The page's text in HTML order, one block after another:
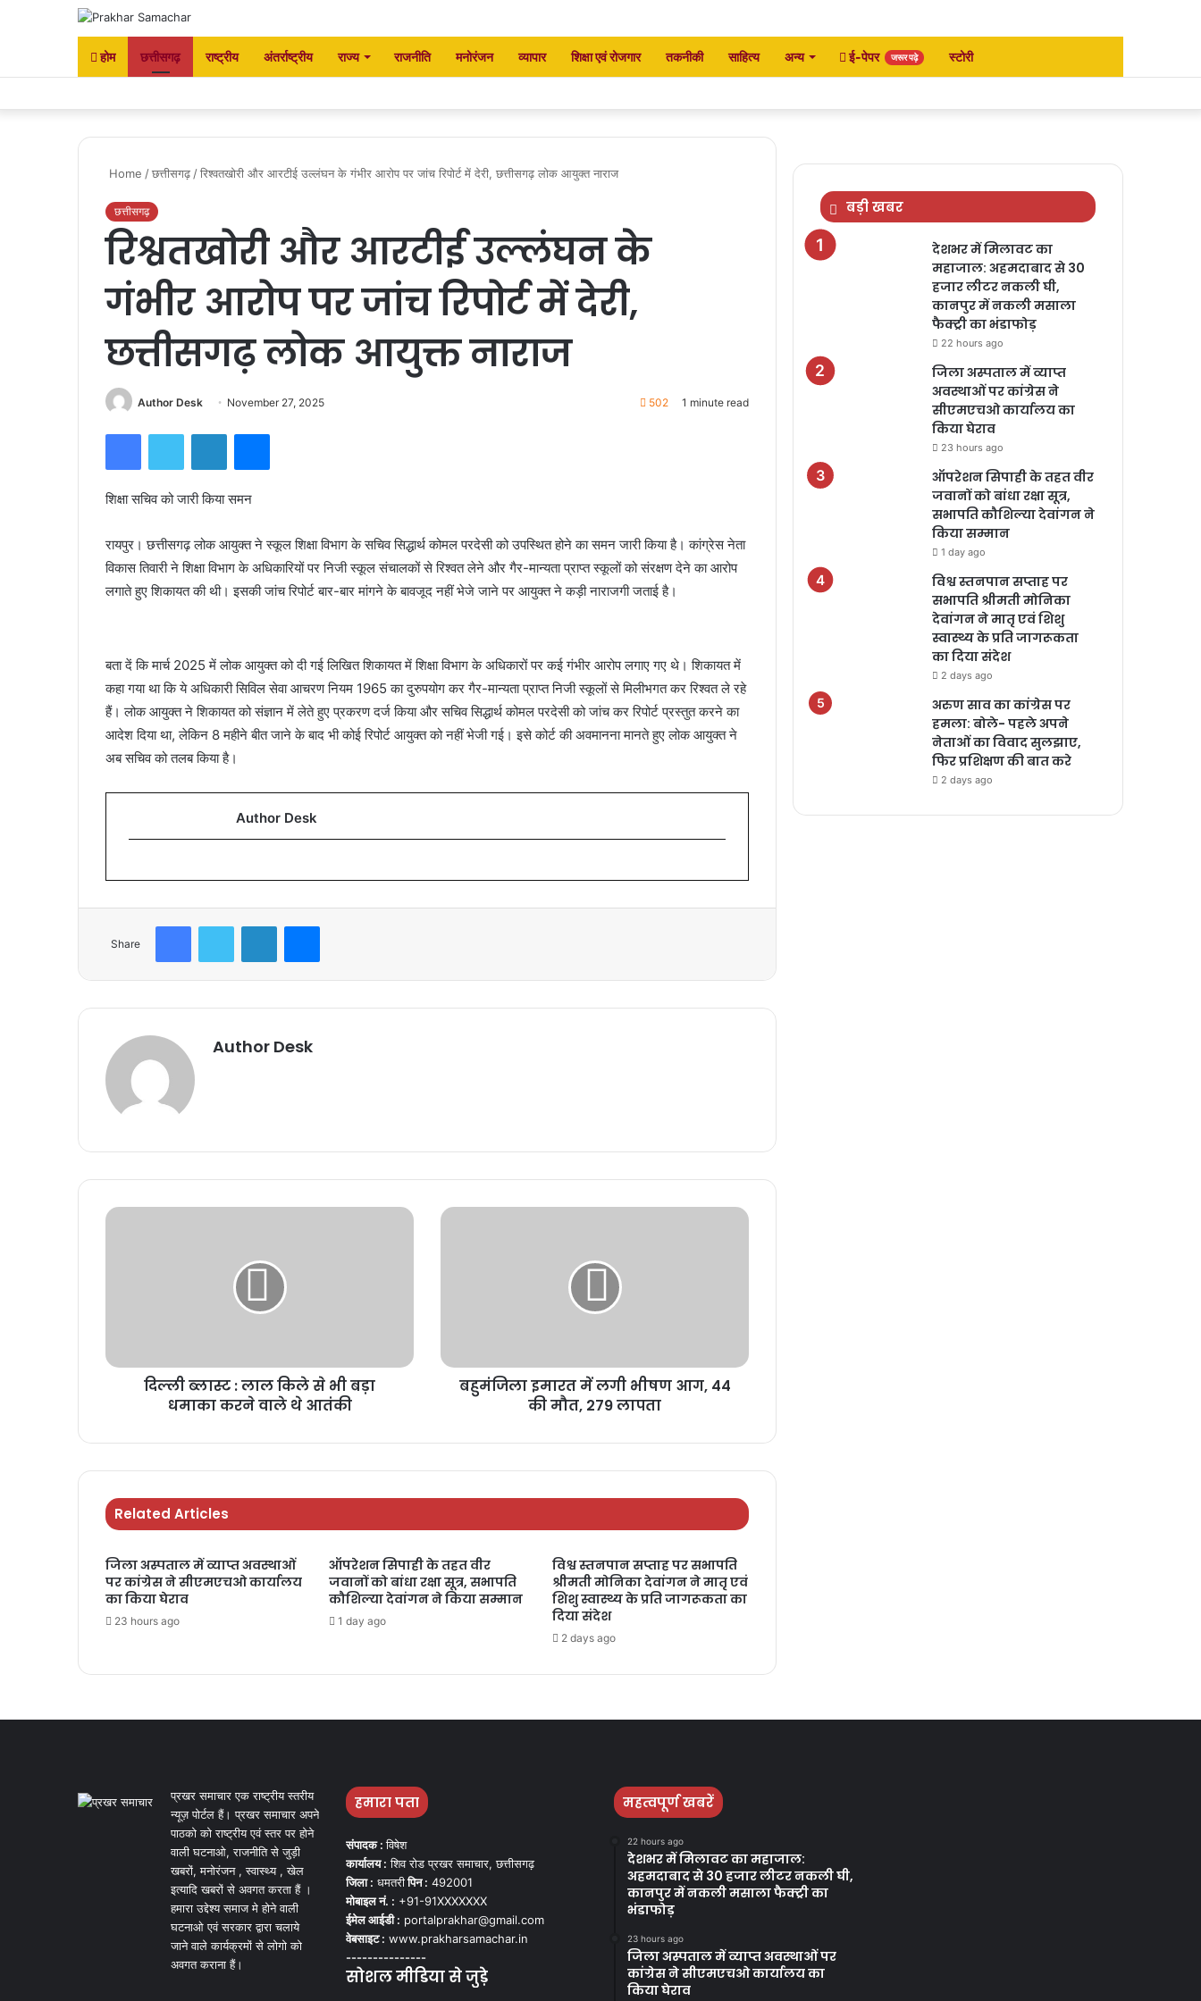
होम छत्तीसगढ़ राष्ट्रीय अंतर्राष्ट्रीय राज्य राजनीति मनोरंजन व्यापार शिक्षा एवं रोजगार तकनीकी साहित्य अन्य ई-पेपर जरूर पढ़े स्टोरी
Home /छत्तीसगढ़ /रिश्वतखोरी और आरटीई उल्लंघन के गंभीर आरोप पर जांच रिपोर्ट में देरी, छत्तीसगढ़ लोक आयुक्त नाराज
छत्तीसगढ़
रिश्वतखोरी और आरटीई उल्लंघन के
गंभीर आरोप पर जांच रिपोर्ट में देरी,
छत्तीसगढ़ लोक आयुक्त नाराज
Author Desk November 27, 2025 502 1 minute read
शिक्षा सचिव को जारी किया समन
रायपुर। छत्तीसगढ़ लोक आयुक्त ने स्कूल शिक्षा विभाग के सचिव सिद्धार्थ कोमल परदेसी को उपस्थित होने का समन जारी किया है। कांग्रेस नेता
विकास तिवारी ने शिक्षा विभाग के अधिकारियों पर निजी स्कूल संचालकों से रिश्वत लेने और गैर-मान्यता प्राप्त स्कूलों को संरक्षण देने का आरोप
लगाते हुए शिकायत की थी। इसकी जांच रिपोर्ट बार-बार मांगने के बावजूद नहीं भेजे जाने पर आयुक्त ने कड़ी नाराजगी जताई है।
बता दें कि मार्च 2025 में लोक आयुक्त को दी गई लिखित शिकायत में शिक्षा विभाग के अधिकारों पर कई गंभीर आरोप लगाए गए थे। शिकायत में
कहा गया था कि ये अधिकारी सिविल सेवा आचरण नियम 1965 का दुरुपयोग कर गैर-मान्यता प्राप्त निजी स्कूलों से मिलीभगत कर रिश्वत ले रहे
हैं। लोक आयुक्त ने शिकायत को संज्ञान में लेते हुए प्रकरण दर्ज किया और सचिव सिद्धार्थ कोमल परदेसी को जांच कर रिपोर्ट प्रस्तुत करने का
आदेश दिया था, लेकिन 8 महीने बीत जाने के बाद भी कोई रिपोर्ट आयुक्त को नहीं भेजी गई। इसे कोर्ट की अवमानना मानते हुए लोक आयुक्त ने
अब सचिव को तलब किया है।
Author Desk
Share
Author Desk
दिल्ली ब्लास्ट : लाल किले से भी बड़ा
धमाका करने वाले थे आतंकी
बहुमंजिला इमारत में लगी भीषण आग, 44
की मौत, 279 लापता
Related Articles
जिला अस्पताल में व्याप्त अवस्थाओं
पर कांग्रेस ने सीएमएचओ कार्यालय
का किया घेराव
23 hours ago
ऑपरेशन सिपाही के तहत वीर
जवानों को बांधा रक्षा सूत्र, सभापति
कौशिल्या देवांगन ने किया सम्मान
1 day ago
विश्व स्तनपान सप्ताह पर सभापति
श्रीमती मोनिका देवांगन ने मातृ एवं
शिशु स्वास्थ्य के प्रति जागरूकता का
दिया संदेश
2 days ago
बड़ी खबर
देशभर में मिलावट का
महाजाल: अहमदाबाद से 30
हजार लीटर नकली घी,
कानपुर में नकली मसाला
फैक्ट्री का भंडाफोड़
22 hours ago
जिला अस्पताल में व्याप्त
अवस्थाओं पर कांग्रेस ने
सीएमएचओ कार्यालय का
किया घेराव
23 hours ago
ऑपरेशन सिपाही के तहत वीर
जवानों को बांधा रक्षा सूत्र,
सभापति कौशिल्या देवांगन ने
किया सम्मान
1 day ago
विश्व स्तनपान सप्ताह पर
सभापति श्रीमती मोनिका
देवांगन ने मातृ एवं शिशु
स्वास्थ्य के प्रति जागरूकता
का दिया संदेश
2 days ago
अरुण साव का कांग्रेस पर
हमला: बोले- पहले अपने
नेताओं का विवाद सुलझाए,
फिर प्रशिक्षण की बात करे
2 days ago
प्रखर समाचार एक राष्ट्रीय स्तरीय
न्यूज़ पोर्टल हैं। प्रखर समाचार अपने
पाठको को राष्ट्रीय एवं स्तर पर होने
वाली घटनाओ, राजनीति से जुड़ी
खबरों, मनोरंजन , स्वास्थ्य , खेल
इत्यादि खबरों से अवगत करता हैं ।
हमारा उद्देश्य समाज मे होने वाली
घटनाओ एवं सरकार द्वारा चलाये
जाने वाले कार्यक्रमों से लोगो को
अवगत कराना हैं।
हमारा पता
संपादक :विषेश
कार्यालय : शिव रोड प्रखर समाचार, छत्तीसगढ़
जिला : धमतरीपिन : 492001
मोबाइल नं. : +91-91XXXXXXX
ईमेल आईडी : portalprakhar@gmail.com
वेबसाइट : www.prakharsamachar.in
---------------
सोशल मीडिया से जुड़े
महत्वपूर्ण खबरें
22 hours ago
देशभर में मिलावट का महाजाल:
अहमदाबाद से 30 हजार लीटर नकली घी,
कानपुर में नकली मसाला फैक्ट्री का
भंडाफोड़
23 hours ago
जिला अस्पताल में व्याप्त अवस्थाओं पर
कांग्रेस ने सीएमएचओ कार्यालय का
किया घेराव